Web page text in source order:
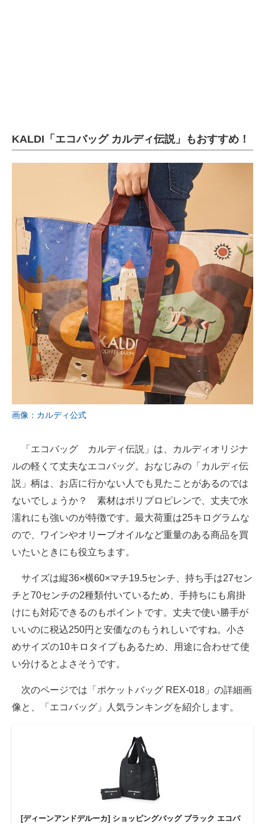
KALDI「エコバッグ カルディ伝説」もおすすめ！
画像：カルディ公式
「エコバッグ カルディ伝説」は、カルディオリジナ
ルの軽くて丈夫なエコバッグ。おなじみの「カルディ伝
説」柄は、お店に行かない人でも見たことがあるのでは
ないでしょうか？ 素材はポリプロピレンで、丈夫で水
濡れにも強いのが特徴です。最大荷重は25キログラムな
ので、ワインやオリーブオイルなど重量のある商品を買
いたいときにも役立ちます。
サイズは縦36×横60×マチ19.5センチ、持ち手は27セン
チと70センチの2種類付いているため、手持ちにも肩掛
けにも対応できるのもポイントです。丈夫で使い勝手が
いいのに税込250円と安価なのもうれしいですね。小さ
めサイズの10キロタイプもあるため、用途に合わせて使
い分けるとよさそうです。
次のページでは「ポケットバッグ REX-018」の詳細画
像と、「エコバッグ」人気ランキングを紹介します。
[ディーンアンドデルーカ] ショッピングバッグ ブラック エコバ